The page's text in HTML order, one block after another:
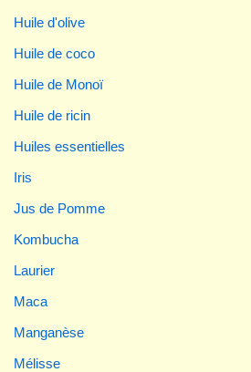
Huile d'olive
Huile de coco
Huile de Monoï
Huile de ricin
Huiles essentielles
Iris
Jus de Pomme
Kombucha
Laurier
Maca
Manganèse
Mélisse